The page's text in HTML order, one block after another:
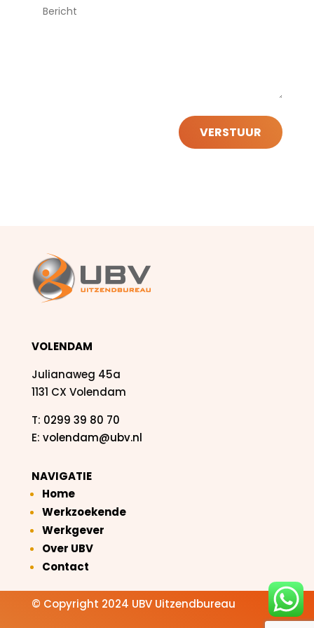
VERSTUUR
VOLENDAM
Julianaweg 45a
1131 CX Volendam
T: 0299 39 80 70
E: volendam@ubv.nl
NAVIGATIE
Home
Werkzoekende
Werkgever
Over UBV
Contact
© Copyright 2024 UBV Uitzendbureau